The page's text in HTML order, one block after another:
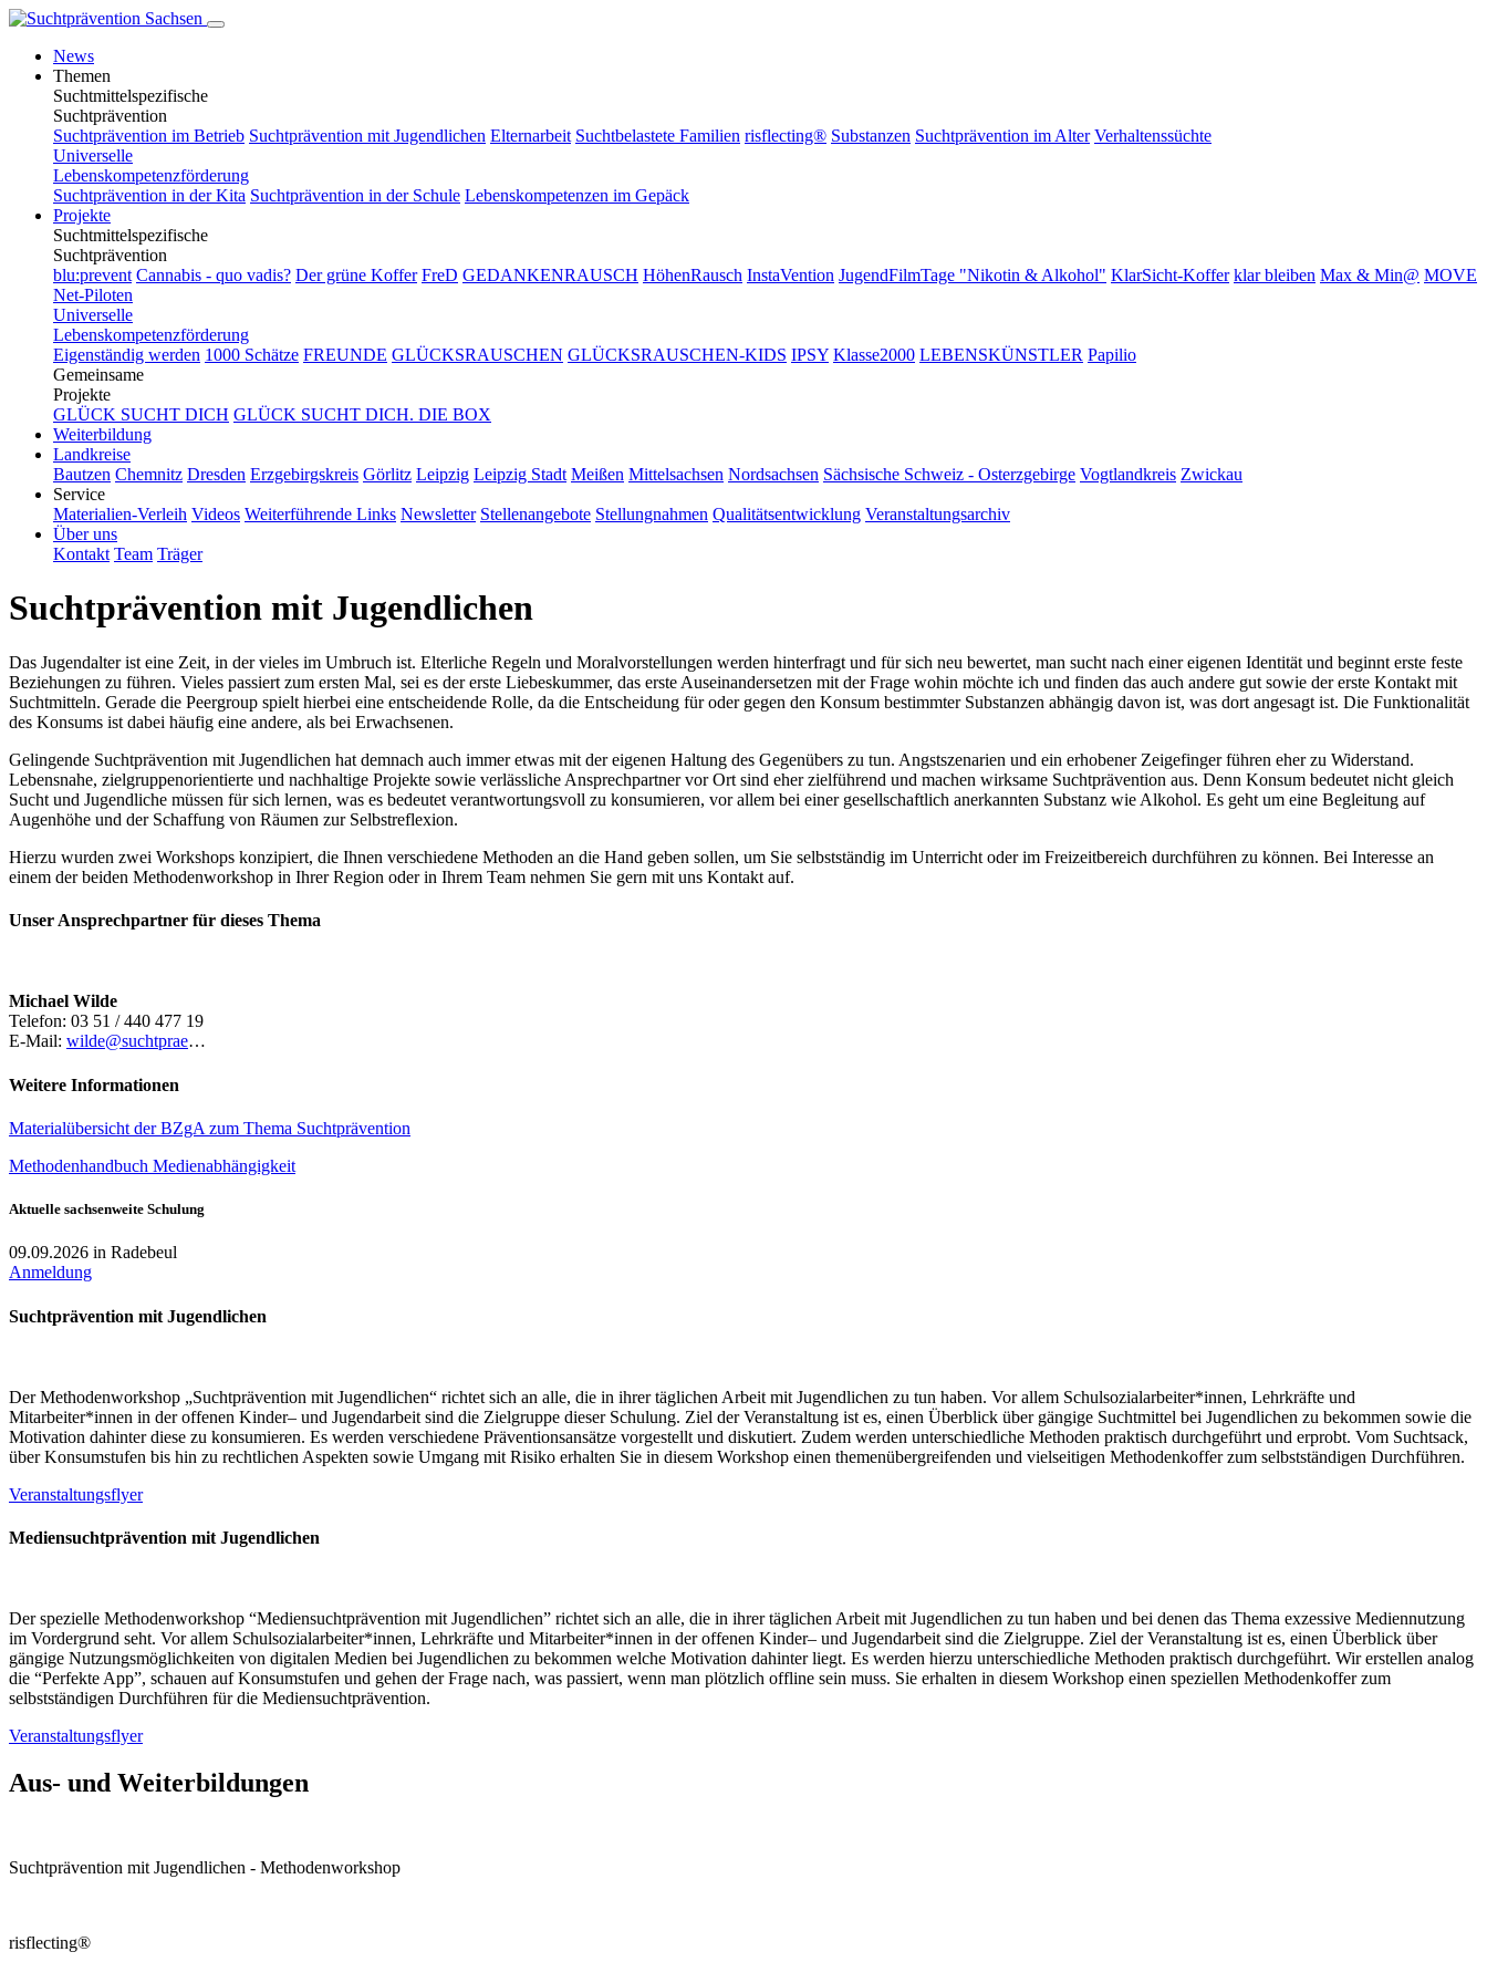
News
Themen
Suchtmittelspezifische
Suchtprävention
Suchtprävention im Betrieb Suchtprävention mit Jugendlichen Elternarbeit Suchtbelastete Familien risflecting® Substanzen Suchtprävention im Alter Verhaltenssüchte
Universelle
Lebenskompetenzförderung
Suchtprävention in der Kita Suchtprävention in der Schule Lebenskompetenzen im Gepäck
Projekte
Suchtmittelspezifische
Suchtprävention
blu:prevent Cannabis - quo vadis? Der grüne Koffer FreD GEDANKENRAUSCH HöhenRausch InstaVention JugendFilmTage "Nikotin & Alkohol" KlarSicht-Koffer klar bleiben Max & Min@ MOVE
Net-Piloten
Universelle
Lebenskompetenzförderung
Eigenständig werden 1000 Schätze FREUNDE GLÜCKSRAUSCHEN GLÜCKSRAUSCHEN-KIDS IPSY Klasse2000 LEBENSKÜNSTLER Papilio
Gemeinsame
Projekte
GLÜCK SUCHT DICH GLÜCK SUCHT DICH. DIE BOX
Weiterbildung
Landkreise
Bautzen Chemnitz Dresden Erzgebirgskreis Görlitz Leipzig Leipzig Stadt Meißen Mittelsachsen Nordsachsen Sächsische Schweiz - Osterzgebirge Vogtlandkreis Zwickau
Service
Materialien-Verleih Videos Weiterführende Links Newsletter Stellenangebote Stellungnahmen Qualitätsentwicklung Veranstaltungsarchiv
Über uns
Kontakt Team Träger
Suchtprävention mit Jugendlichen
Das Jugendalter ist eine Zeit, in der vieles im Umbruch ist. Elterliche Regeln und Moralvorstellungen werden hinterfragt und für sich neu bewertet, man sucht nach einer eigenen Identität und beginnt erste feste
Beziehungen zu führen. Vieles passiert zum ersten Mal, sei es der erste Liebeskummer, das erste Auseinandersetzen mit der Frage wohin möchte ich und finden das auch andere gut sowie der erste Kontakt mit
Suchtmitteln. Gerade die Peergroup spielt hierbei eine entscheidende Rolle, da die Entscheidung für oder gegen den Konsum bestimmter Substanzen abhängig davon ist, was dort angesagt ist. Die Funktionalität
des Konsums ist dabei häufig eine andere, als bei Erwachsenen.
Gelingende Suchtprävention mit Jugendlichen hat demnach auch immer etwas mit der eigenen Haltung des Gegenübers zu tun. Angstszenarien und ein erhobener Zeigefinger führen eher zu Widerstand.
Lebensnahe, zielgruppenorientierte und nachhaltige Projekte sowie verlässliche Ansprechpartner vor Ort sind eher zielführend und machen wirksame Suchtprävention aus. Denn Konsum bedeutet nicht gleich
Sucht und Jugendliche müssen für sich lernen, was es bedeutet verantwortungsvoll zu konsumieren, vor allem bei einer gesellschaftlich anerkannten Substanz wie Alkohol. Es geht um eine Begleitung auf
Augenhöhe und der Schaffung von Räumen zur Selbstreflexion.
Hierzu wurden zwei Workshops konzipiert, die Ihnen verschiedene Methoden an die Hand geben sollen, um Sie selbstständig im Unterricht oder im Freizeitbereich durchführen zu können. Bei Interesse an
einem der beiden Methodenworkshop in Ihrer Region oder in Ihrem Team nehmen Sie gern mit uns Kontakt auf.
Unser Ansprechpartner für dieses Thema
Michael Wilde
Telefon: 03 51 / 440 477 19
E-Mail: wilde@suchtprae…
Weitere Informationen
Materialübersicht der BZgA zum Thema Suchtprävention
Methodenhandbuch Medienabhängigkeit
Aktuelle sachsenweite Schulung
09.09.2026 in Radebeul
Anmeldung
Suchtprävention mit Jugendlichen
Der Methodenworkshop „Suchtprävention mit Jugendlichen“ richtet sich an alle, die in ihrer täglichen Arbeit mit Jugendlichen zu tun haben. Vor allem Schulsozialarbeiter*innen, Lehrkräfte und
Mitarbeiter*innen in der offenen Kinder– und Jugendarbeit sind die Zielgruppe dieser Schulung. Ziel der Veranstaltung ist es, einen Überblick über gängige Suchtmittel bei Jugendlichen zu bekommen sowie die
Motivation dahinter diese zu konsumieren. Es werden verschiedene Präventionsansätze vorgestellt und diskutiert. Zudem werden unterschiedliche Methoden praktisch durchgeführt und erprobt. Vom Suchtsack,
über Konsumstufen bis hin zu rechtlichen Aspekten sowie Umgang mit Risiko erhalten Sie in diesem Workshop einen themenübergreifenden und vielseitigen Methodenkoffer zum selbstständigen Durchführen.
Veranstaltungsflyer
Mediensuchtprävention mit Jugendlichen
Der spezielle Methodenworkshop “Mediensuchtprävention mit Jugendlichen” richtet sich an alle, die in ihrer täglichen Arbeit mit Jugendlichen zu tun haben und bei denen das Thema exzessive Mediennutzung
im Vordergrund seht. Vor allem Schulsozialarbeiter*innen, Lehrkräfte und Mitarbeiter*innen in der offenen Kinder– und Jugendarbeit sind die Zielgruppe. Ziel der Veranstaltung ist es, einen Überblick über
gängige Nutzungsmöglichkeiten von digitalen Medien bei Jugendlichen zu bekommen welche Motivation dahinter liegt. Es werden hierzu unterschiedliche Methoden praktisch durchgeführt. Wir erstellen analog
die “Perfekte App”, schauen auf Konsumstufen und gehen der Frage nach, was passiert, wenn man plötzlich offline sein muss. Sie erhalten in diesem Workshop einen speziellen Methodenkoffer zum
selbstständigen Durchführen für die Mediensuchtprävention.
Veranstaltungsflyer
Aus- und Weiterbildungen
Suchtprävention mit Jugendlichen - Methodenworkshop
risflecting®